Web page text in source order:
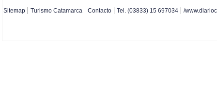
Sitemap | Turismo Catamarca | Contacto | Tel. (03833) 15 697034 | /